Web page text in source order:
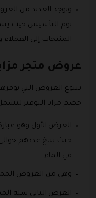
ويوجد العديد من
يوم التأسيس حيث
المنتجات إلى
عروض متجر
تتنوع العروض التي
خصم مزايا التوفير
العرض الأول وهو
في الماء.
وهي من العروض
العرض الثاني سلة